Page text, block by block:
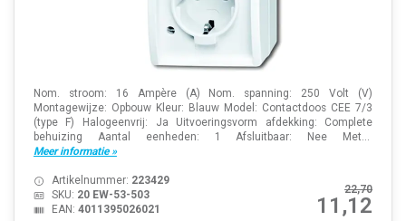
Nom. stroom: 16 Ampère (A) Nom. spanning: 250 Volt (V)
Montagewijze: Opbouw Kleur: Blauw Model: Contactdoos CEE 7/3
(type F) Halogeenvrij: Ja Uitvoeringsvorm afdekking: Complete
behuizing Aantal eenheden: 1 Afsluitbaar: Nee Met...
Meer informatie »
22,70
11,12
Artikelnummer: 223429
SKU: 20 EW-53-503
EAN: 4011395026021